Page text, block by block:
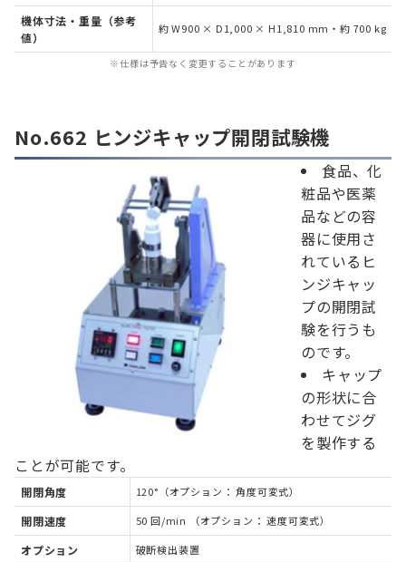
機体寸法・重量（参考
値）
約 W900 × D1,000 × H1,810 mm・約 700 kg
※仕様は予告なく変更することがあります
No.662 ヒンジキャップ開閉試験機
食品、化
粧品や医薬
品などの容
器に使用さ
れているヒ
ンジキャッ
プの開閉試
験を行うも
のです。
キャップ
の形状に合
わせてジグ
を製作する
ことが可能です。
開閉角度 120°（オプション： 角度可変式）
開閉速度 50 回/min （オプション： 速度可変式）
オプション 破断検出装置